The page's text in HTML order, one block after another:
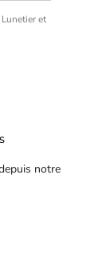
et
notre